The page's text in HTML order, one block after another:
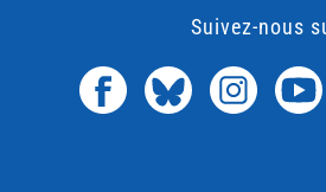
Suivez-nous